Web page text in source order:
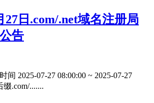
27日.com/.net域名注册局
告
间 2025-07-27 08:00:00 ~ 2025-07-27
缀.com/.......